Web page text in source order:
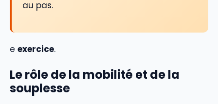
au pas.
e exercice.
Le rôle de la mobilité et de la
souplesse